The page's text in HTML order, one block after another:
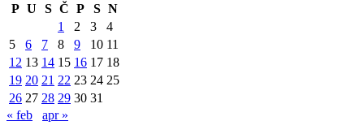
P U S Č P S N
1
2 3
4
5
6 7 8 9 10 11
12 13 14 15 16 17 18
19 20 21 22 23 24 25
26 27 28 29 30 31
« feb
apr »